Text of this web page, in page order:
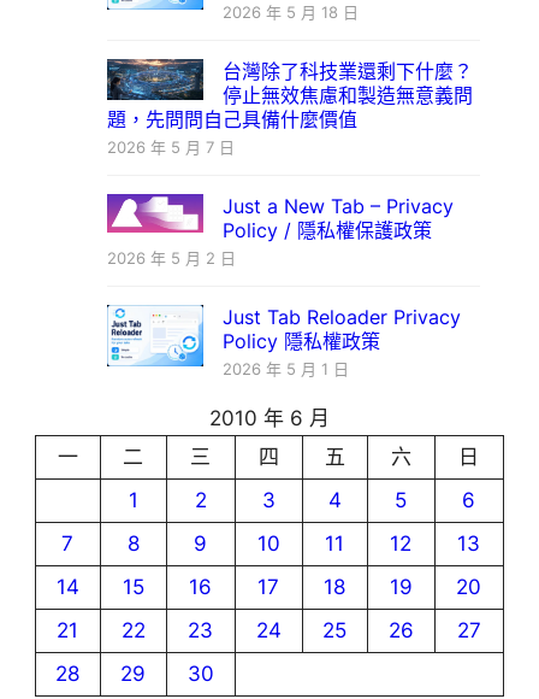
2026 年 5 月 18 日
台灣除了科技業還剩下什麼？
停止無效焦慮和製造無意義問
題，先問問自己具備什麼價值
2026 年 5 月 7 日
Just a New Tab – Privacy
Policy / 隱私權保護政策
2026 年 5 月 2 日
Just Tab Reloader Privacy
Policy 隱私權政策
2026 年 5 月 1 日
2010 年 6 月
一
二 三 四 五 六
日
1
2 3 4 5
6
7
8 9 10 11 12
13
14
15 16 17 18 19
20
21
22 23 24 25 26
27
28
29
30